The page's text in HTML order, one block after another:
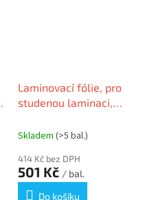
Laminovací fólie, pro
studenou laminaci,
Skladem (>5 bal.)
414 Kč bez DPH
501 Kč / bal.
Do košíku